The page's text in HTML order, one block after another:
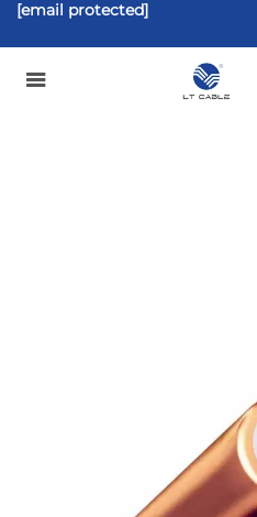
[email protected]